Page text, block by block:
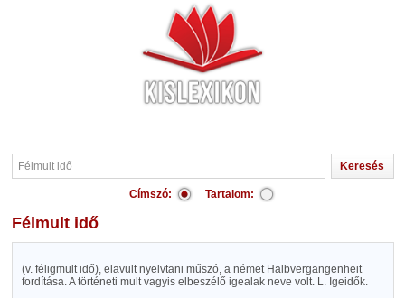
Címszó: Tartalom:
Félmult idő
(v. féligmult idő), elavult nyelvtani műszó, a német Halbvergangenheit
fordítása. A történeti mult vagyis elbeszélő igealak neve volt. L. Igeidők.